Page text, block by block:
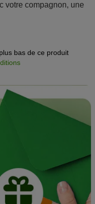
votre compagnon, une
bas de ce produit